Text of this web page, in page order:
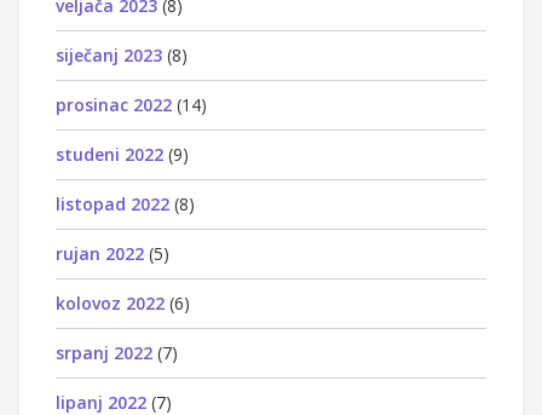
veljača 2023 (8)
siječanj 2023 (8)
prosinac 2022 (14)
studeni 2022 (9)
listopad 2022 (8)
rujan 2022 (5)
kolovoz 2022 (6)
srpanj 2022 (7)
lipanj 2022 (7)